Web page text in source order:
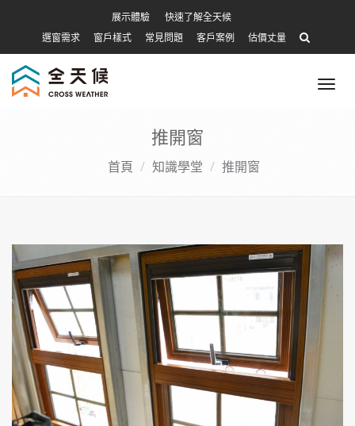
展示體驗
快速了解全天候
選窗需求
窗戶樣式 常見問題 客戶案例 估價丈量
推開窗
首頁 知識學堂 推開窗